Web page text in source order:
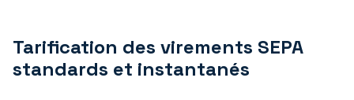
Tarification des virements SEPA
standards et instantanés